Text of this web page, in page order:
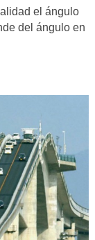
el ángulo
del ángulo en